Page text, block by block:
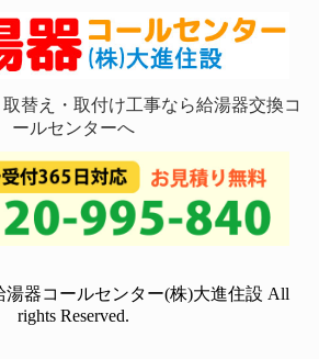
替え・取付け工事なら給湯器交換コ
ールセンターへ
湯器コールセンター(株)大進住設 All
rights Reserved.